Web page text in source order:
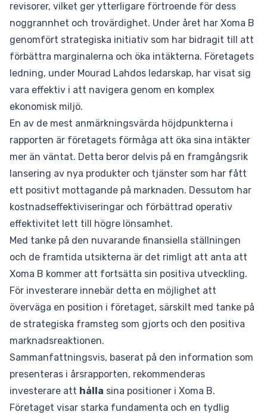
revisorer, vilket ger ytterligare förtroende för dess
noggrannhet och trovärdighet. Under året har Xoma B
genomfört strategiska initiativ som har bidragit till att
förbättra marginalerna och öka intäkterna. Företagets
ledning, under Mourad Lahdos ledarskap, har visat sig
vara effektiv i att navigera genom en komplex
ekonomisk miljö.
En av de mest anmärkningsvärda höjdpunkterna i
rapporten är företagets förmåga att öka sina intäkter
mer än väntat. Detta beror delvis på en framgångsrik
lansering av nya produkter och tjänster som har fått
ett positivt mottagande på marknaden. Dessutom har
kostnadseffektiviseringar och förbättrad operativ
effektivitet lett till högre lönsamhet.
Med tanke på den nuvarande finansiella ställningen
och de framtida utsikterna är det rimligt att anta att
Xoma B kommer att fortsätta sin positiva utveckling.
För investerare innebär detta en möjlighet att
överväga en position i företaget, särskilt med tanke på
de strategiska framsteg som gjorts och den positiva
marknadsreaktionen.
Sammanfattningsvis, baserat på den information som
presenteras i årsrapporten, rekommenderas
investerare att hålla sina positioner i Xoma B.
Företaget visar starka fundamenta och en tydlig